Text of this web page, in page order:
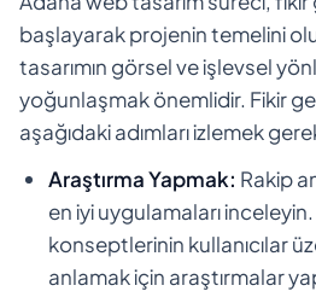
başlayarak projenin temelini
tasarımın görsel ve işlevsel
yoğunlaşmak önemlidir. Fikir
aşağıdaki adımları izlemek
Araştırma Yapmak: Rakip
en iyi uygulamaları
konseptlerinin kullanıcılar
anlamak için araştırmalar